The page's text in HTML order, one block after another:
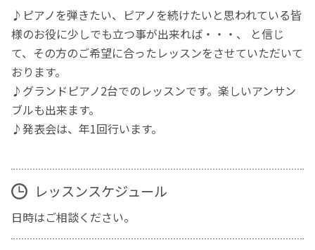
♪ピアノを弾きたい、ピアノを続けたいと思われている皆
様のお役に少しでも立つ事が出来れば・・・、 と信じ
て、その方のご希望に合ったレッスンをさせていただいて
おります。
♪グランドピアノ2台でのレッスンです。楽しいアンサン
ブルも出来ます。
♪発表会は、年1回行います。
レッスンスケジュール
日時はご相談ください。